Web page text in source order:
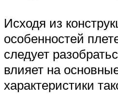
Исходя из
особенностей
следует
влияет на
характеристики